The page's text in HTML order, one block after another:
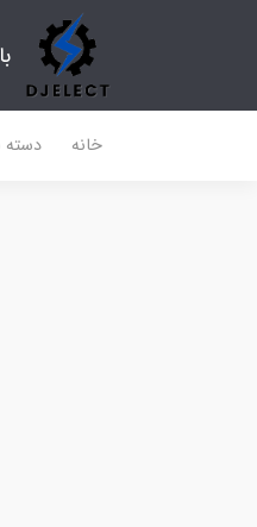
خانه دسته